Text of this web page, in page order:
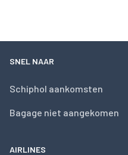
SNEL NAAR
Schiphol aankomsten
Bagage niet aangekomen
AIRLINES